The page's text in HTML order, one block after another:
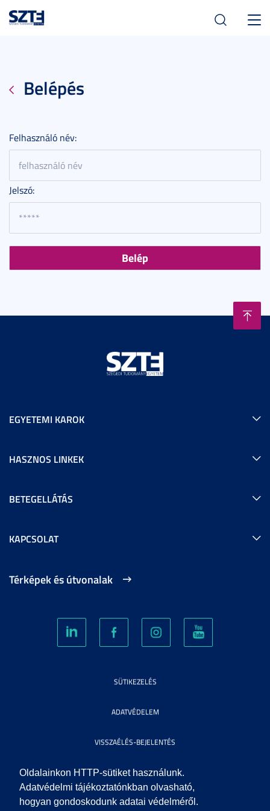
Oldalainkon HTTP-sütiket használunk.
Adatvédelmi tájékoztatónkban olvasható,
hogyan gondoskodunk adatai védelméről.
Belépés
Felhasználó név:
Jelszó:
EGYETEMI KAROK
HASZNOS LINKEK
BETEGELLÁTÁS
KAPCSOLAT
Térképek és útvonalak
SÜTIKEZELÉS
ADATVÉDELEM
VISSZAÉLÉS-BEJELENTÉS
KÖZÉRDEKŰ ADATOK
IMPRESSZUM